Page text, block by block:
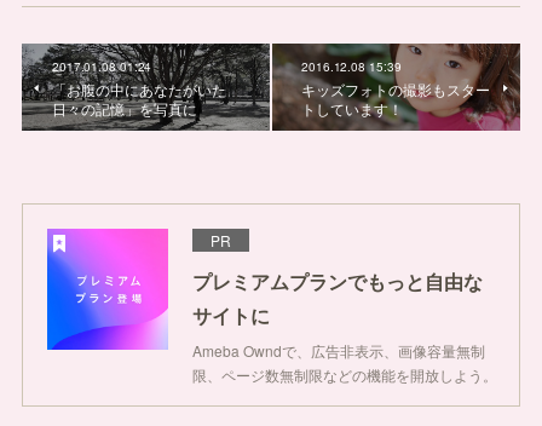
2017.01.08 01:24
「お腹の中にあなたがいた
日々の記憶」を写真に
2016.12.08 15:39
キッズフォトの撮影もスター
トしています！
PR
プレミアムプランでもっと自由な
サイトに
Ameba Owndで、広告非表示、画像容量無制
限、ページ数無制限などの機能を開放しよう。